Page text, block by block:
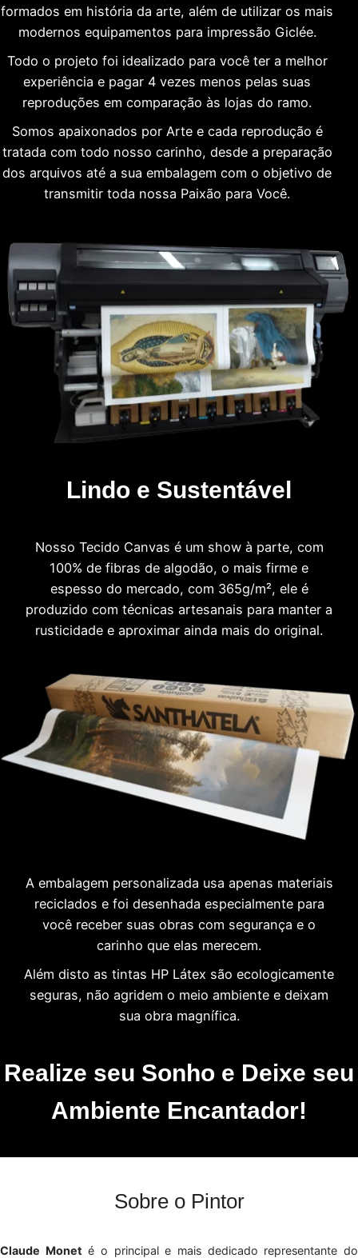
formados em história da arte, além de utilizar os mais
modernos equipamentos para impressão Giclée.
Todo o projeto foi idealizado para você ter a melhor
experiência e pagar 4 vezes menos pelas suas
reproduções em comparação às lojas do ramo.
Somos apaixonados por Arte e cada reprodução é
tratada com todo nosso carinho, desde a preparação
dos arquivos até a sua embalagem com o objetivo de
transmitir toda nossa Paixão para Você.
Lindo e Sustentável
Nosso Tecido Canvas é um show à parte, com
100% de fibras de algodão, o mais firme e
espesso do mercado, com 365g/m², ele é
produzido com técnicas artesanais para manter a
rusticidade e aproximar ainda mais do original.
A embalagem personalizada usa apenas materiais
reciclados e foi desenhada especialmente para
você receber suas obras com segurança e o
carinho que elas merecem.
Além disto as tintas HP Látex são ecologicamente
seguras, não agridem o meio ambiente e deixam
sua obra magnífica.
Realize seu Sonho e Deixe seu
Ambiente Encantador!
Sobre o Pintor
Claude Monet é o principal e mais dedicado representante do